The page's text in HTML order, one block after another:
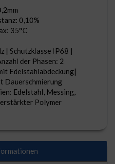
0,10%
35°C
| Schutzklasse IP68 |
der Phasen: 2
Edelstahlabdeckung|
Dauerschmierung
Edelstahl, Messing,
Polymer